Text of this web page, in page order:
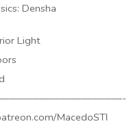
Densha
Light
MacedoSTI